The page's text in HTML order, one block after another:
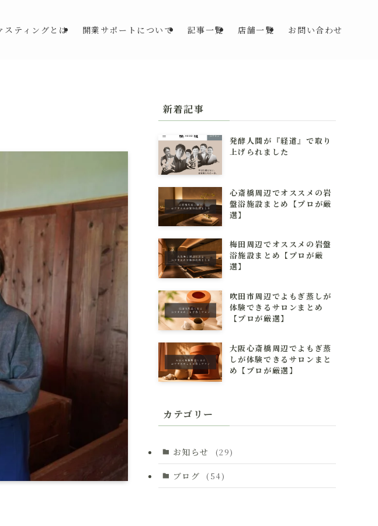
スティングとは 開業サポートについて 記事一覧 店舗一覧 お問い合わせ
新着記事
発酵人間が『経道』で取り
上げられました
心斎橋周辺でオススメの岩
盤浴施設まとめ【プロが厳
選】
梅田周辺でオススメの岩盤
浴施設まとめ【プロが厳
選】
吹田市周辺でよもぎ蒸しが
体験できるサロンまとめ
【プロが厳選】
大阪心斎橋周辺でよもぎ蒸
しが体験できるサロンまと
め【プロが厳選】
カテゴリー
お知らせ (29)
ブログ (54)